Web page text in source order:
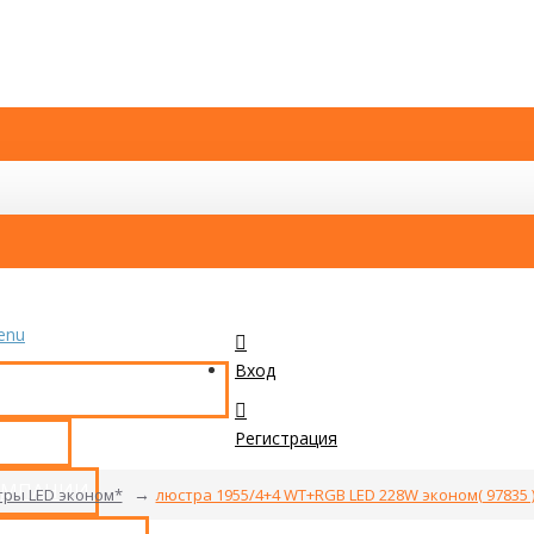
Вход
Регистрация
LED эконом* люстра 1955/4+4 WT+RGB LED 228W эконом( 97835 )